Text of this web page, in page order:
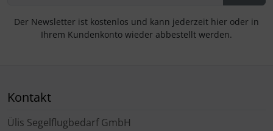
Der Newsletter ist kostenlos und kann jederzeit hier oder in
Ihrem Kundenkonto wieder abbestellt werden.
Kontakt
Ülis Segelflugbedarf GmbH